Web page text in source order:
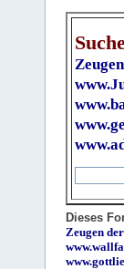
Dieses
Zeugen